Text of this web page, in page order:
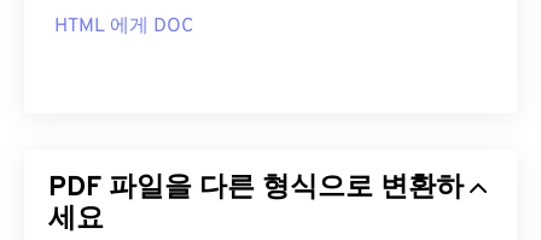
HTML 에게 DOC
PDF 파일을 다른 형식으로 변환하
세요